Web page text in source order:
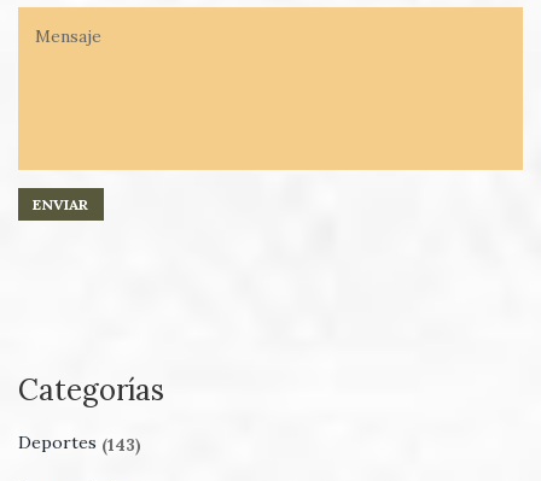
Categorías
Deportes (143)